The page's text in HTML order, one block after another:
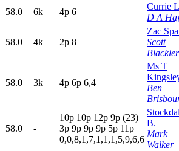
58.0 6k 4p 6
Currie
D A
58.0 4k 2p 8
Zac
Scott
Blackler
58.0 3k 4p 6p 6,4
Ms T
Ben
58.0 -
10p 10p 12p 9p (23)
3p 9p 9p 9p 5p 11p
0,0,8,1,7,1,1,1,5,9,6,6
B.
Mark
Walker